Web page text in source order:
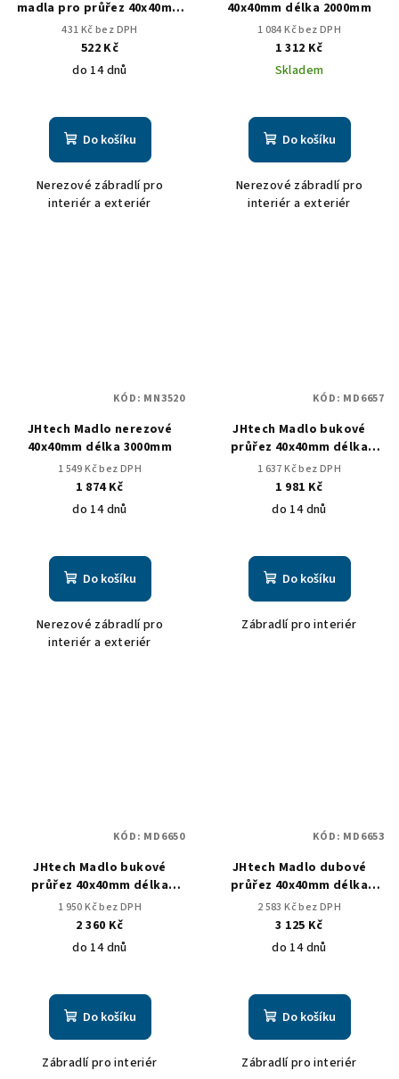
madla pro průřez 40x40mm
stavitelný
431 Kč bez DPH
522 Kč
do 14 dnů
Do košíku
Nerezové zábradlí pro
interiér a exteriér
40x40mm délka 2000mm
1 084 Kč bez DPH
1 312 Kč
Skladem
Do košíku
Nerezové zábradlí pro
interiér a exteriér
JHtech Madlo nerezové
40x40mm délka 3000mm
1 549 Kč bez DPH
1 874 Kč
do 14 dnů
Do košíku
Nerezové zábradlí pro
interiér a exteriér
KÓD: MN3520
JHtech Madlo bukové
průřez 40x40mm délka
2500mm
1 637 Kč bez DPH
1 981 Kč
do 14 dnů
Do košíku
Zábradlí pro interiér
KÓD: MD6657
JHtech Madlo bukové
průřez 40x40mm délka
3000mm
1 950 Kč bez DPH
2 360 Kč
do 14 dnů
Do košíku
Zábradlí pro interiér
KÓD: MD6650
JHtech Madlo dubové
průřez 40x40mm délka
2000mm
2 583 Kč bez DPH
3 125 Kč
do 14 dnů
Do košíku
Zábradlí pro interiér
KÓD: MD6653